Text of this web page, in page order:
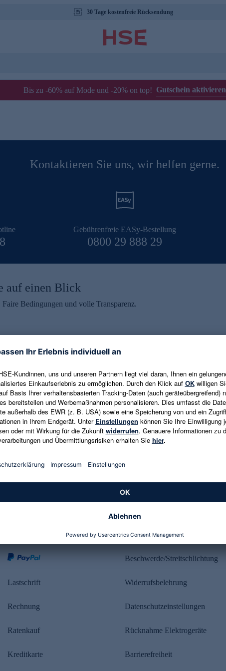
30 Tage kostenfreie Rücksendung
Bis zu -60% auf Mode und -20% on top! Gutschein aktivieren
Kontaktieren Sie uns, wir helfen gerne.
Gebührenfreie EASy-Bestellung
0800 29 888 29
auf einen Blick
Bedingungen und volle Transparenz.
erhalten
und aktuelle Trends,
Als Dankeschön
Eine Abmeldung ist jederzeit in
E-Mail-Adresse eingeben
Es gelten die Datenschutzrichtlinien
Lastschrift
Rechnung
Ratenkauf
Kreditkarte
Rechtliches
Beschwerde/Streitschlichtung
Widerrufsbelehrung
Datenschutzeinstellungen
Rücknahme Elektrogeräte
Barrierefreiheit